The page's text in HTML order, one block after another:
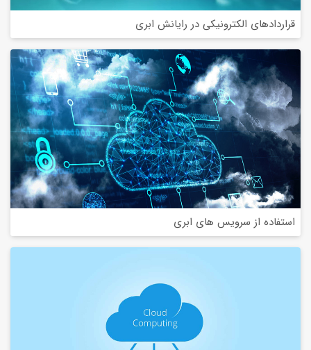
قراردادهای الکترونیکی در رایانش ابری
استفاده از سرویس های ابری